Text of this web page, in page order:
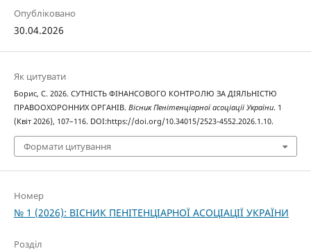
Опубліковано
30.04.2026
Як цитувати
Борис, С. 2026. СУТНІСТЬ ФІНАНСОВОГО КОНТРОЛЮ ЗА ДІЯЛЬНІСТЮ
ПРАВООХОРОННИХ ОРГАНІВ. Вісник Пенітенціарної асоціації України. 1
(Квіт 2026), 107–116. DOI:https://doi.org/10.34015/2523-4552.2026.1.10.
Формати цитування
Номер
№ 1 (2026): ВІСНИК ПЕНІТЕНЦІАРНОЇ АСОЦІАЦІЇ УКРАЇНИ
Розділ